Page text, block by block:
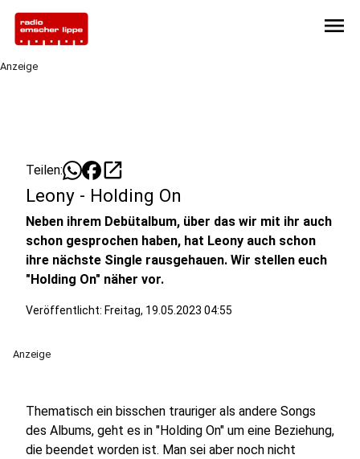
menu
Anzeige
Teilen: open_in_new
Leony - Holding On
Neben ihrem Debütalbum, über das wir mit ihr auch
schon gesprochen haben, hat Leony auch schon
ihre nächste Single rausgehauen. Wir stellen euch
"Holding On" näher vor.
Veröffentlicht: Freitag, 19.05.2023 04:55
Anzeige
Thematisch ein bisschen trauriger als andere Songs
des Albums, geht es in "Holding On" um eine Beziehung,
die beendet worden ist. Man sei aber noch nicht